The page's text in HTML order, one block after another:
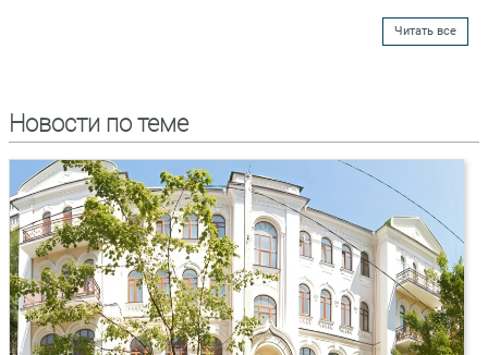
Читать все
Новости по теме